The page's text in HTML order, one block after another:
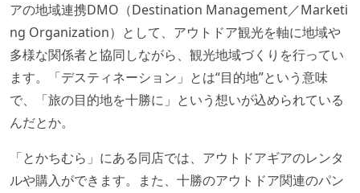
アの地域連携DMO（Destination Management／Marketi
ng Organization）として、アウトドア観光を軸に地域や
多様な関係者と協同しながら、観光地域づくりを行ってい
ます。「デスティネーション」とは“目的地”という意味
で、「旅の目的地を十勝に」という想いが込められている
んだとか。
「とかちむら」にある同店では、アウトドアギアのレンタ
ルや購入ができます。また、十勝のアウトドア関連のパン